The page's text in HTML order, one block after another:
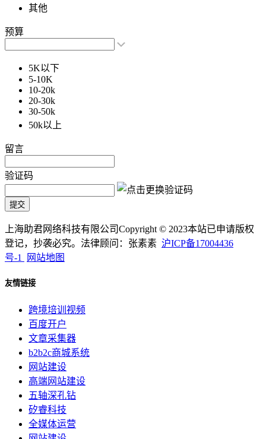
其他
预算
5K以下
5-10K
10-20k
20-30k
30-50k
50k以上
留言
验证码
上海助君网络科技有限公司Copyright © 2023本站已申请版权
登记，抄袭必究。法律顾问：张素素 沪ICP备17004436
号-1
网站地图
友情链接
跨境培训视频
百度开户
文章采集器
b2b2c商城系统
网站建设
高端网站建设
五轴深孔钻
矽睿科技
全媒体运营